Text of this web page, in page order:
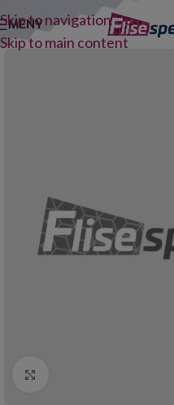
Skip to navigation
Skip to main content
MENY